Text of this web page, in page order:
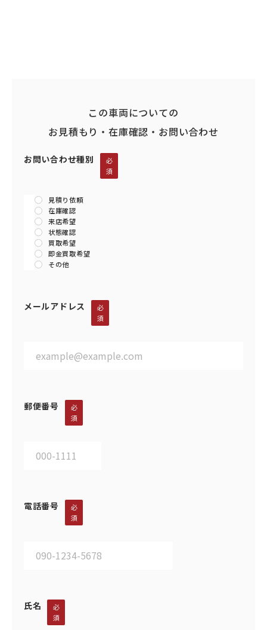
この車両についての
お見積もり・在庫確認・お問い合わせ
お問い合わせ種別
必
須
見積り依頼
在庫確認
来店希望
状態確認
買取希望
即金買取希望
その他
メールアドレス
必
須
郵便番号
必
須
電話番号
必
須
氏名
必
須